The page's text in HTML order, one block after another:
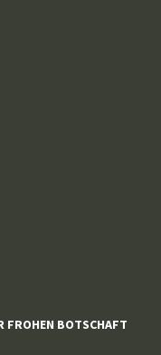
FROHEN BOTSCHAFT